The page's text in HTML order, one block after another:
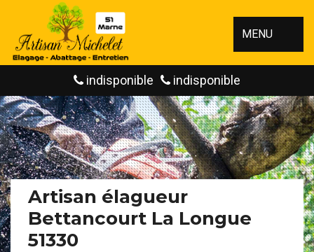
MENU
indisponible indisponible
Artisan élagueur
Bettancourt La Longue
51330